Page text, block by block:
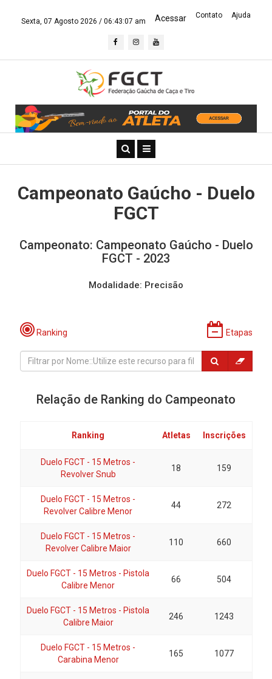
Sexta, 07 Agosto 2026 / 06:43:07 am Acessar Contato Ajuda
Campeonato Gaúcho - Duelo
FGCT
Campeonato: Campeonato Gaúcho - Duelo
FGCT - 2023
Modalidade: Precisão
Ranking Etapas
Relação de Ranking do Campeonato
Ranking Atletas Inscrições
Duelo FGCT - 15 Metros -
Revolver Snub
18 159
Duelo FGCT - 15 Metros -
Revolver Calibre Menor
44 272
Duelo FGCT - 15 Metros -
Revolver Calibre Maior
110 660
Duelo FGCT - 15 Metros - Pistola
Calibre Menor
66 504
Duelo FGCT - 15 Metros - Pistola
Calibre Maior
246 1243
Duelo FGCT - 15 Metros -
Carabina Menor
165 1077